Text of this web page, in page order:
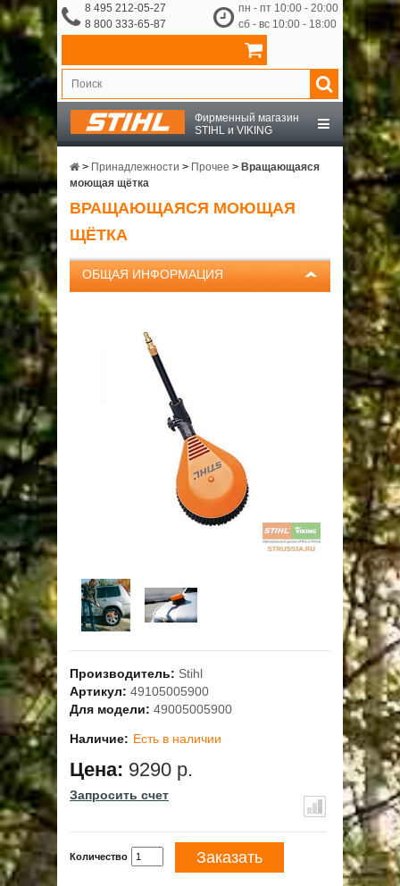
8 495 212-05-27
8 800 333-65-87
пн - пт 10:00 - 20:00
сб - вс 10:00 - 18:00
Фирменный магазин
STIHL и VIKING
STIHL
VIKING
OCHSENKOPF
О КОМПАНИИ
ГАРАНТИЯ И СЕРВИС
ПОЛЬЗОВАТЕЛЬСКОЕ СОГЛАШЕНИЕ
АКЦИИ
> Принадлежности > Прочее > Вращающаяся
моющая щётка
ВРАЩАЮЩАЯСЯ МОЮЩАЯ
ЩЁТКА
ОБЩАЯ ИНФОРМАЦИЯ
Производитель: Stihl
Артикул: 49105005900
Для модели: 49005005900
Наличие: Есть в наличии
Цена: 9290 р.
Запросить счет
Количество Заказать